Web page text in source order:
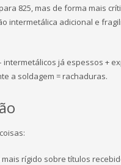
825, mas de forma mais
intermetálica adicional e
intermetálicos já espessos +
a soldagem = rachaduras.
mais rígido sobre títulos